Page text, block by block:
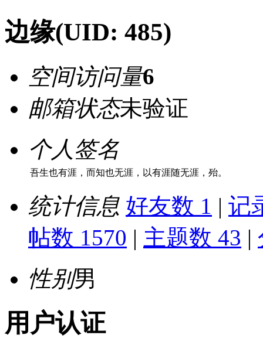
边缘(UID: 485)
空间访问量6
邮箱状态未验证
个人签名
吾生也有涯，而知也无涯，以有涯随无涯，殆。
统计信息 好友数 1 | 记
帖数 1570 | 主题数 43 |
性别男
用户认证